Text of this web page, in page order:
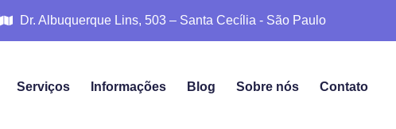
Dr. Albuquerque Lins, 503 – Santa Cecília - São Paulo
Serviços Informações Blog Sobre nós Contato